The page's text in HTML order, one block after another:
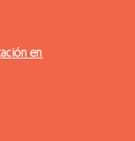
en